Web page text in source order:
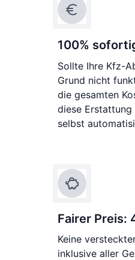
100%
Sollte Ihre Kfz-
Grund nicht
die gesamten
diese
selbst
Fairer Preis:
Keine
inklusive aller